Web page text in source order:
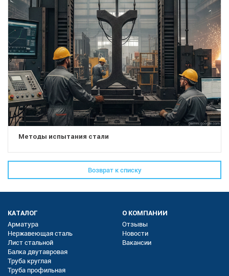
Методы испытания стали
Возврат к списку
КАТАЛОГ
Арматура
Нержавеющая сталь
Лист стальной
Балка двутавровая
Труба круглая
Труба профильная
О КОМПАНИИ
Отзывы
Новости
Вакансии